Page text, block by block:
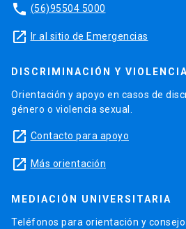
phone (56)95504 5000
launch Ir al sitio de Emergencias
DISCRIMINACIÓN Y
Orientación y apoyo en casos de
género o violencia sexual.
launch Contacto para apoyo
launch Más orientación
MEDIACIÓN UNIVERSITARIA
Teléfonos para orientación y